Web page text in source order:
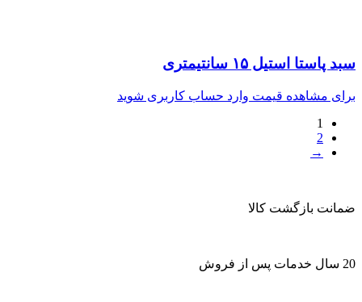
سبد پاستا استیل ۱۵ سانتیمتری
برای مشاهده قیمت وارد حساب کاربری شوید
1
2
→
ضمانت بازگشت کالا
20 سال خدمات پس از فروش